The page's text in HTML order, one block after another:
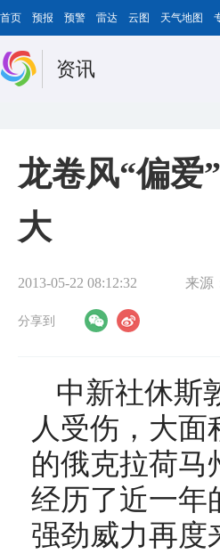
首页 预报 预警 雷达 云图 天气地图
资讯
龙卷风“偏爱
大
2013-05-22 08:12:32 来源
分享到
中新社休斯
人受伤，大
的俄克拉荷马
经历了近一年
强劲威力再度